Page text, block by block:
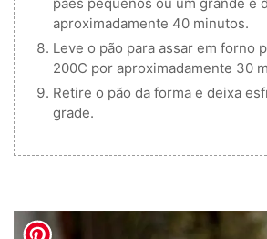
aproximadamente 40 minutos.
Leve o pão para assar em forno
200C por aproximadamente 30
Retire o pão da forma e deixa
grade.